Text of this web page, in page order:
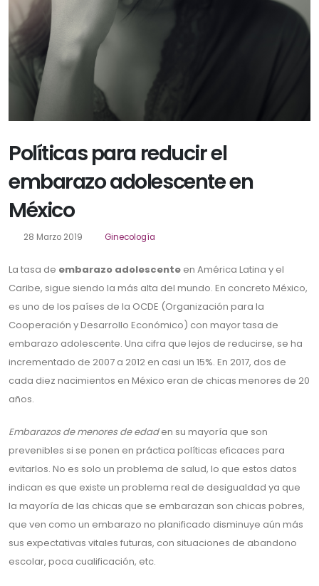
Políticas para reducir el
embarazo adolescente en
México
28 Marzo 2019 Ginecología
La tasa de embarazo adolescente en América Latina y el
Caribe, sigue siendo la más alta del mundo. En concreto México,
es uno de los países de la OCDE (Organización para la
Cooperación y Desarrollo Económico) con mayor tasa de
embarazo adolescente. Una cifra que lejos de reducirse, se ha
incrementado de 2007 a 2012 en casi un 15%. En 2017, dos de
cada diez nacimientos en México eran de chicas menores de 20
años.
Embarazos de menores de edaden su mayoría que son
prevenibles si se ponen en práctica políticas eficaces para
evitarlos. No es solo un problema de salud, lo que estos datos
indican es que existe un problema real de desigualdad ya que
la mayoría de las chicas que se embarazan son chicas pobres,
que ven como un embarazo no planificado disminuye aún más
sus expectativas vitales futuras, con situaciones de abandono
escolar, poca cualificación, etc.